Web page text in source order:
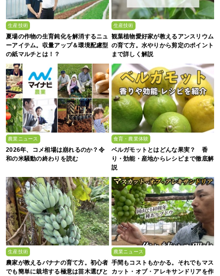
生産技術
夏場の作物の生育鈍化を解消するニュ
ーアイテム。収量アップ＆環境配慮型
の紙マルチとは！？
生産技術
観葉植物愛好家が教えるアンスリウム
の育て方。水やりから剪定のポイント
まで詳しく解説
農業ニュース
2026年、コメ相場は崩れるのか？令
和の米騒動の終わりを読む
食育・農業体験
ベルガモットとはどんな果実？ 香
り・効能・産地からレシピまで徹底解
説
生産技術
農家が教えるバナナの育て方。初心者
でも簡単に栽培する極意は苗木選びと
農業ニュース
手間もコストもかかる。それでもマス
カット・オブ・アレキサンドリアを作